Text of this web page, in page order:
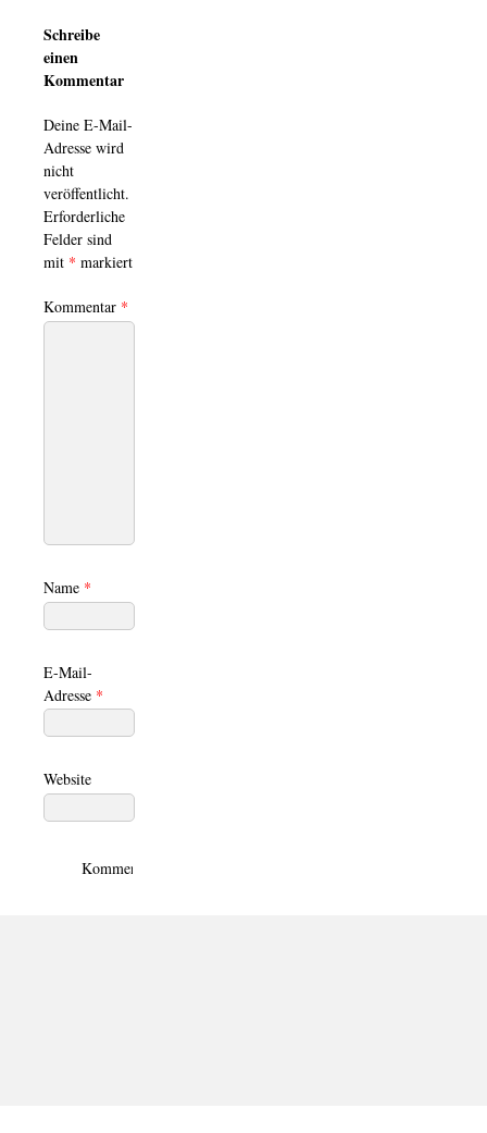
Schreibe
einen
Kommentar
Deine E-Mail-
Adresse wird
nicht
veröffentlicht.
Erforderliche
Felder sind
mit * markiert
Kommentar *
Name *
E-Mail-
Adresse *
Website